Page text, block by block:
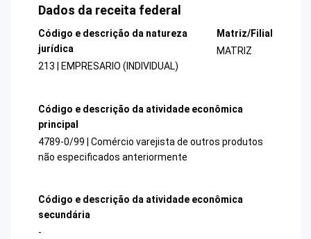
Dados da receita federal
Código e descrição da natureza
jurídica
213 | EMPRESARIO (INDIVIDUAL)
Matriz/Filial
MATRIZ
Código e descrição da atividade econômica
principal
4789-0/99 | Comércio varejista de outros produtos
não especificados anteriormente
Código e descrição da atividade econômica
secundária
-